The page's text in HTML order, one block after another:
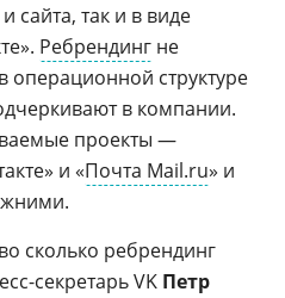
сайта, так и в виде
Ребрендинг не
операционной структуре
в компании.
проекты —
и «Почта Mail.ru» и
сколько ребрендинг
секретарь VK Петр